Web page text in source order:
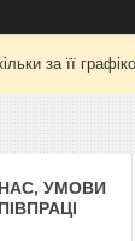
за її
УМОВИ